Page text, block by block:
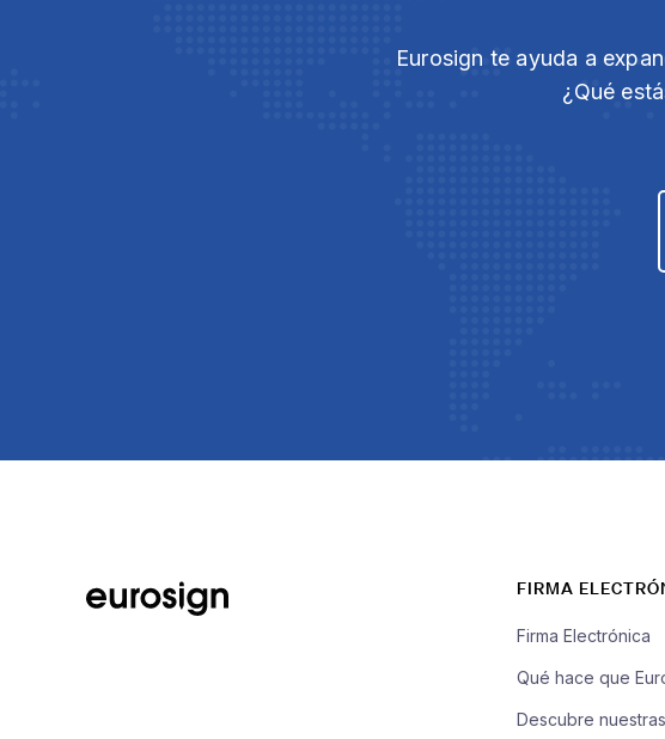
Eurosign te ayuda a
¿Qué
FIRMA
Firma Electrónica
Qué hace que
Descubre